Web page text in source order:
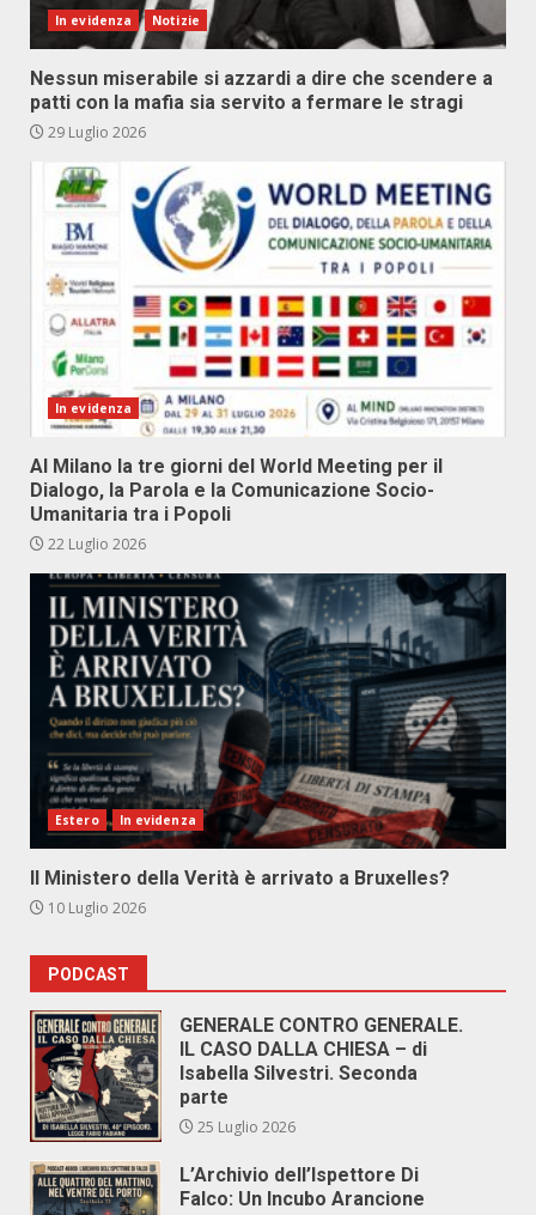
In evidenza Notizie
Nessun miserabile si azzardi a dire che scendere a
patti con la mafia sia servito a fermare le stragi
29 Luglio 2026
In evidenza
Al Milano la tre giorni del World Meeting per il
Dialogo, la Parola e la Comunicazione Socio-
Umanitaria tra i Popoli
22 Luglio 2026
Estero In evidenza
Il Ministero della Verità è arrivato a Bruxelles?
10 Luglio 2026
PODCAST
GENERALE CONTRO GENERALE.
IL CASO DALLA CHIESA – di
Isabella Silvestri. Seconda
parte
25 Luglio 2026
L’Archivio dell’Ispettore Di
Falco: Un Incubo Arancione